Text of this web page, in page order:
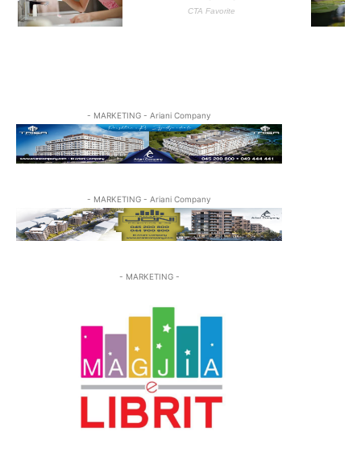
- MARKETING - Ariani Company
- MARKETING - Ariani Company
- MARKETING -